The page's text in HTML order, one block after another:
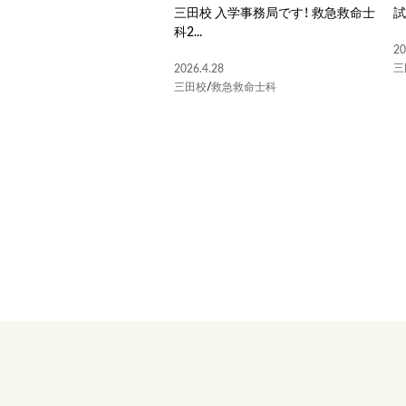
三田校 入学事務局です！ 救急救命士
科2...
2026.4.28
三田校/救急救命士科